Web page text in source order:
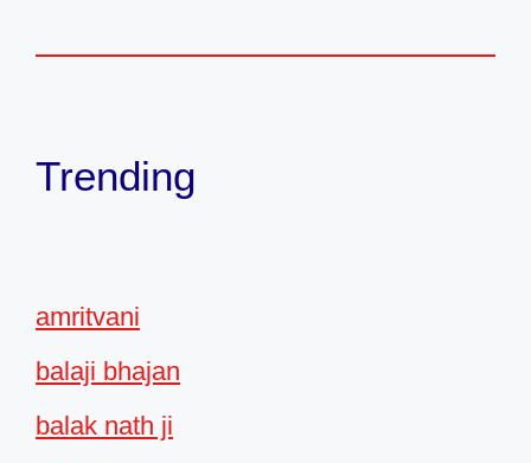
Trending
amritvani
balaji bhajan
balak nath ji